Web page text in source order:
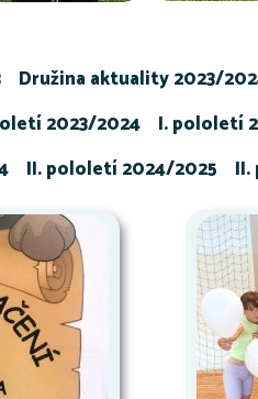
Družina aktuality 2023/
2023/2024 I. pololetí
II. pololetí 2024/2025